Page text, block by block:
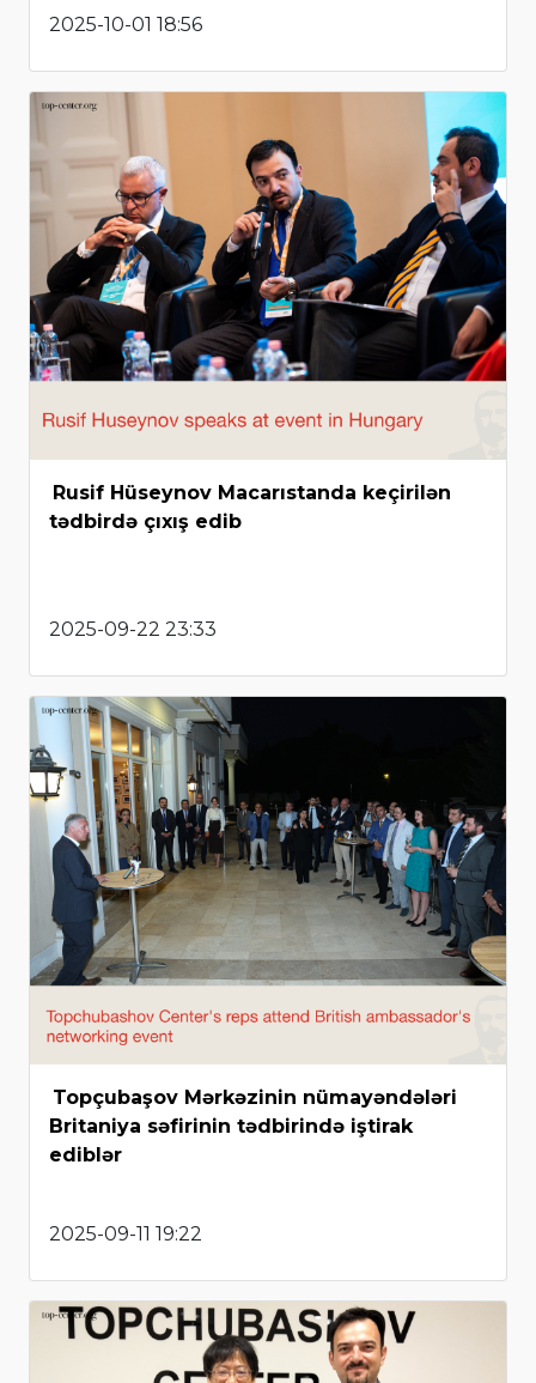
2025-10-01 18:56
Rusif Hüseynov Macarıstanda keçirilən
tədbirdə çıxış edib
2025-09-22 23:33
Topçubaşov Mərkəzinin nümayəndələri
Britaniya səfirinin tədbirində iştirak
ediblər
2025-09-11 19:22